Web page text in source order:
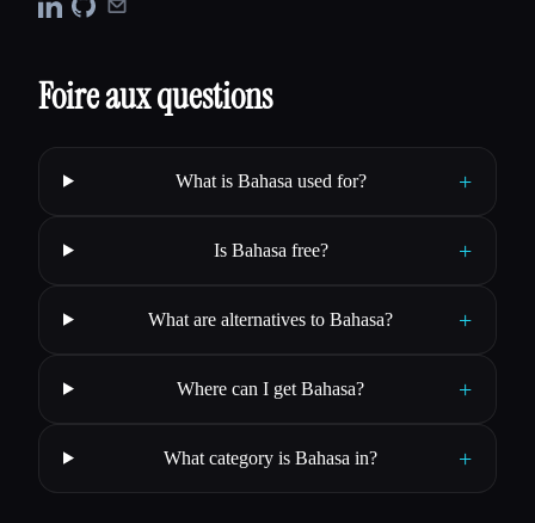
Foire aux questions
What is Bahasa used for? +
Is Bahasa free? +
What are alternatives to Bahasa? +
Where can I get Bahasa? +
What category is Bahasa in? +